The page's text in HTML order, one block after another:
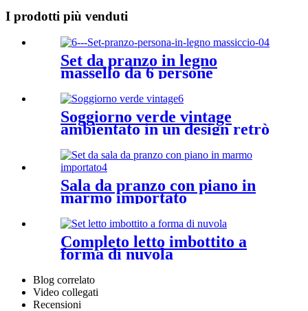
I prodotti più venduti
Set da pranzo in legno
massello da 6 persone
Soggiorno verde vintage
ambientato in un design retrò
Sala da pranzo con piano in
marmo importato
Completo letto imbottito a
forma di nuvola
Blog correlato
Video collegati
Recensioni